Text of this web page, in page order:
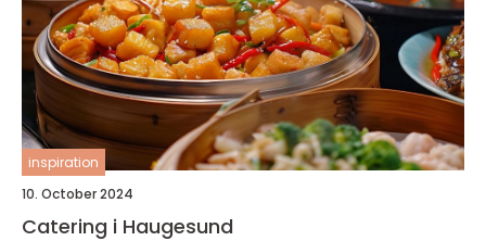
inspiration
10. October 2024
Catering i Haugesund